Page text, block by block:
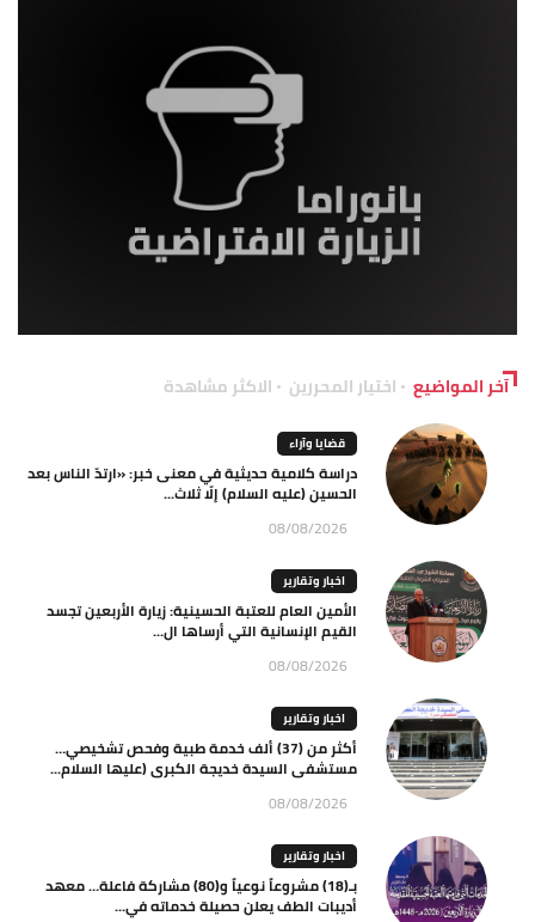
آخر المواضيع اختيار المحررين الاكثر مشاهدة
قضايا وآراء
دراسة كلامية حديثية في معنى خبر: «ارتدّ الناس بعد
الحسين (عليه السلام) إلّا ثلاث...
08/08/2026
اخبار وتقارير
الأمين العام للعتبة الحسينية: زيارة الأربعين تجسد
القيم الإنسانية التي أرساها ال...
08/08/2026
اخبار وتقارير
أكثر من (37) ألف خدمة طبية وفحص تشخيصي…
مستشفى السيدة خديجة الكبرى (عليها السلام...
08/08/2026
اخبار وتقارير
بـ(18) مشروعاً نوعياً و(80) مشاركة فاعلة… معهد
أديبات الطف يعلن حصيلة خدماته في...